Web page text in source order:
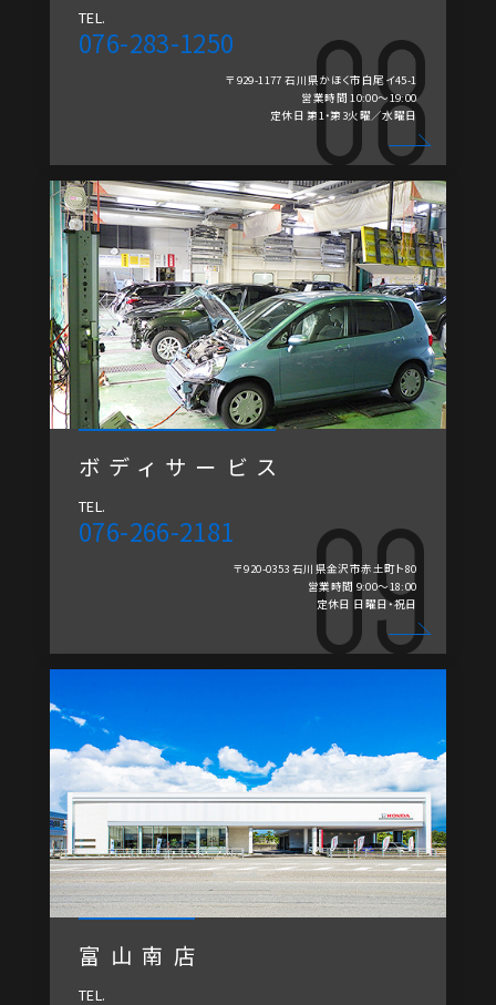
TEL.
076-283-1250
〒929-1177 石川県かほく市白尾イ45-1
営業時間 10:00～19:00
定休日 第1・第3火曜／水曜日
ボディサービス
TEL.
076-266-2181
〒920-0353 石川県金沢市赤土町ト80
営業時間 9:00～18:00
定休日 日曜日・祝日
富山南店
TEL.